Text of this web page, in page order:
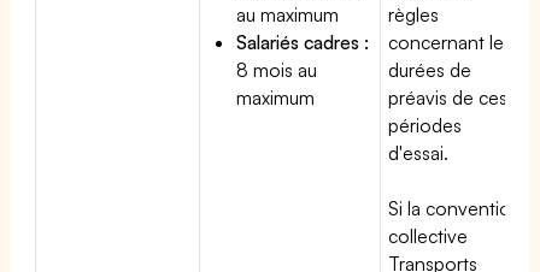
au maximum
Salariés cadres :
8 mois au
maximum
règles
concernant les
durées de
préavis de ces
périodes
d'essai.
Si la convention
collective
Transports